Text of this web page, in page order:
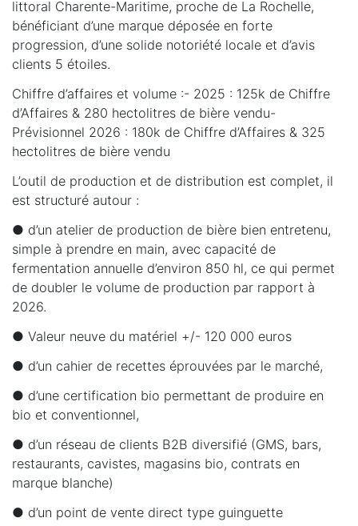
littoral Charente-Maritime, proche de La Rochelle,
bénéficiant d’une marque déposée en forte
progression, d’une solide notoriété locale et d’avis
clients 5 étoiles.
Chiffre d’affaires et volume :- 2025 : 125k de Chiffre
d’Affaires & 280 hectolitres de bière vendu-
Prévisionnel 2026 : 180k de Chiffre d’Affaires & 325
hectolitres de bière vendu
L’outil de production et de distribution est complet, il
est structuré autour :
● d’un atelier de production de bière bien entretenu,
simple à prendre en main, avec capacité de
fermentation annuelle d’environ 850 hl, ce qui permet
de doubler le volume de production par rapport à
2026.
● Valeur neuve du matériel +/- 120 000 euros
● d’un cahier de recettes éprouvées par le marché,
● d’une certification bio permettant de produire en
bio et conventionnel,
● d’un réseau de clients B2B diversifié (GMS, bars,
restaurants, cavistes, magasins bio, contrats en
marque blanche)
● d’un point de vente direct type guinguette